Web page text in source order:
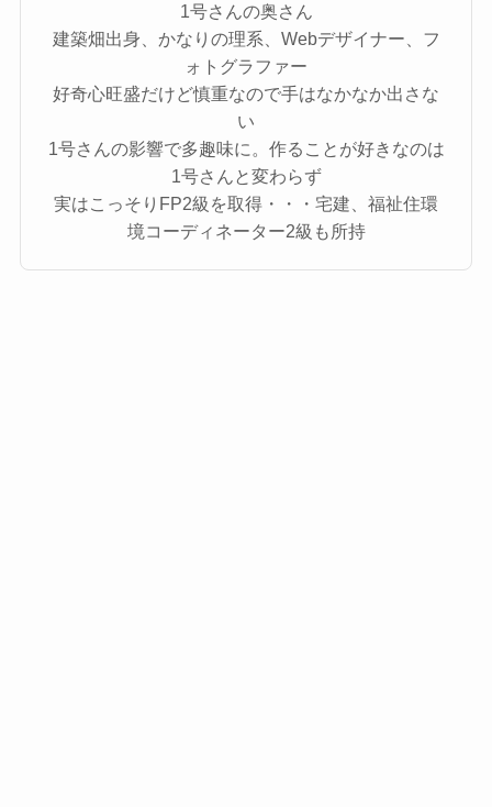
1号さんの奥さん
建築畑出身、かなりの理系、Webデザイナー、フ
ォトグラファー
好奇心旺盛だけど慎重なので手はなかなか出さな
い
1号さんの影響で多趣味に。作ることが好きなのは
1号さんと変わらず
実はこっそりFP2級を取得・・・宅建、福祉住環
境コーディネーター2級も所持